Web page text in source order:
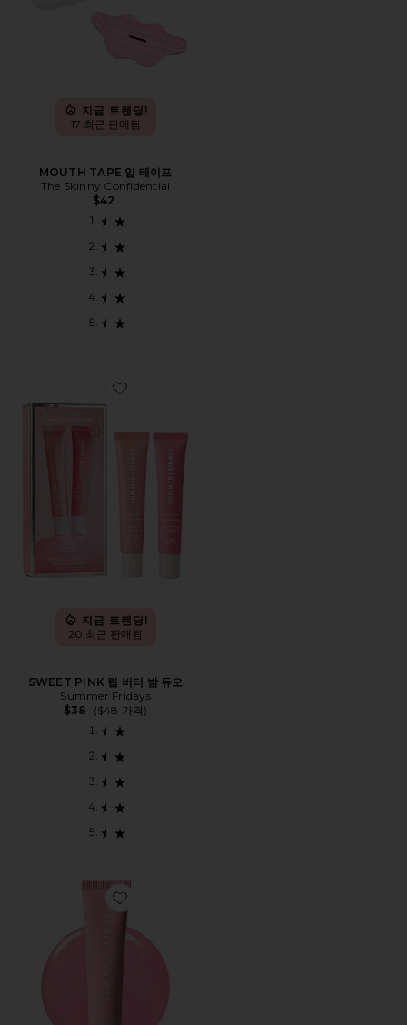
지금 트렌딩!
17 최근 판매됨
MOUTH TAPE 입 테이프
The Skinny Confidential
$42
Favorite SWEET PINK 립 버터 밤 듀오
지금 트렌딩!
20 최근 판매됨
SWEET PINK 립 버터 밤 듀오
Summer Fridays
$38
($48 가격)
Favorite LIP BUTTER BALM 립밤